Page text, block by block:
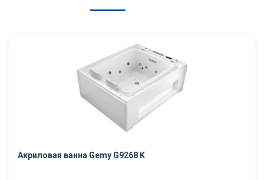
Акриловая ванна Gemy G9268 K